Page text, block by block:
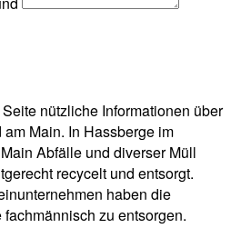
nützliche Informationen über
Main. In Hassberge im
Abfälle und diverser Müll
recycelt und entsorgt.
haben die
zu entsorgen.